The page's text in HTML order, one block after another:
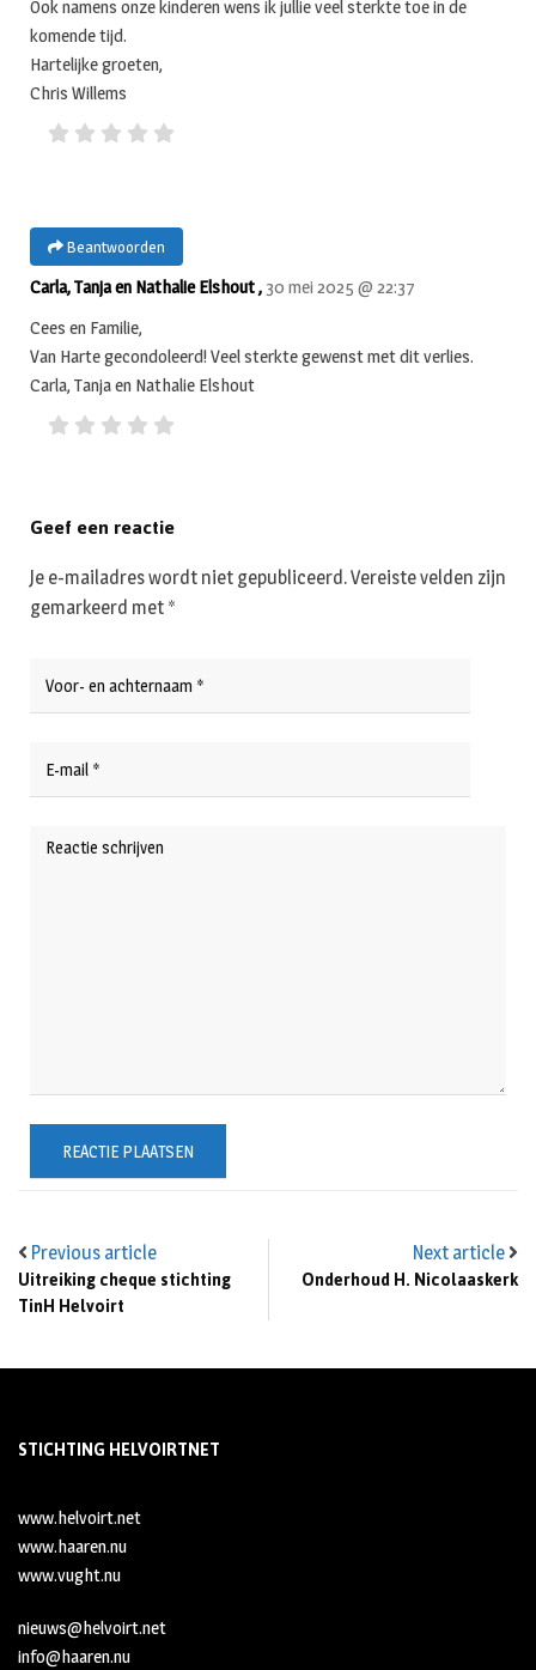
Previous article
Uitreiking cheque stichting
TinH Helvoirt
Next article
Onderhoud H. Nicolaaskerk
Ook namens onze kinderen wens ik jullie veel sterkte toe in de
komende tijd.
Hartelijke groeten,
Chris Willems
Beantwoorden
Carla, Tanja en Nathalie Elshout , 30 mei 2025 @ 22:37
Cees en Familie,
Van Harte gecondoleerd! Veel sterkte gewenst met dit verlies.
Carla, Tanja en Nathalie Elshout
Geef een reactie
Je e-mailadres wordt niet gepubliceerd.Vereiste velden zijn
gemarkeerd met *
STICHTING HELVOIRTNET
www.helvoirt.net
www.haaren.nu
www.vught.nu
nieuws@helvoirt.net
info@haaren.nu